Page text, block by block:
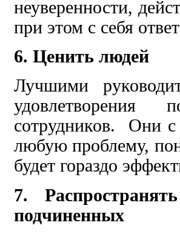
неуверенности,
при этом с себя
6. Ценить людей
Лучшими
сотрудников. Они с
любую проблему,
будет гораздо
7.
подчиненных